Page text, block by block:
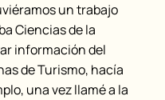
un trabajo
Ciencias de la
información del
de Turismo, hacía
una vez llamé a la